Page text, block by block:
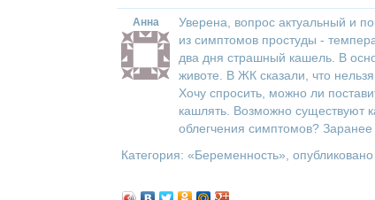
Анна
Уверена, вопрос актуальный и
из симптомов простуды -
два дня страшный кашель. В
животе. В ЖК сказали, что
Хочу спросить, можно ли
кашлять. Возможно существуют
облегчения симптомов?
Категория: «Беременность»,